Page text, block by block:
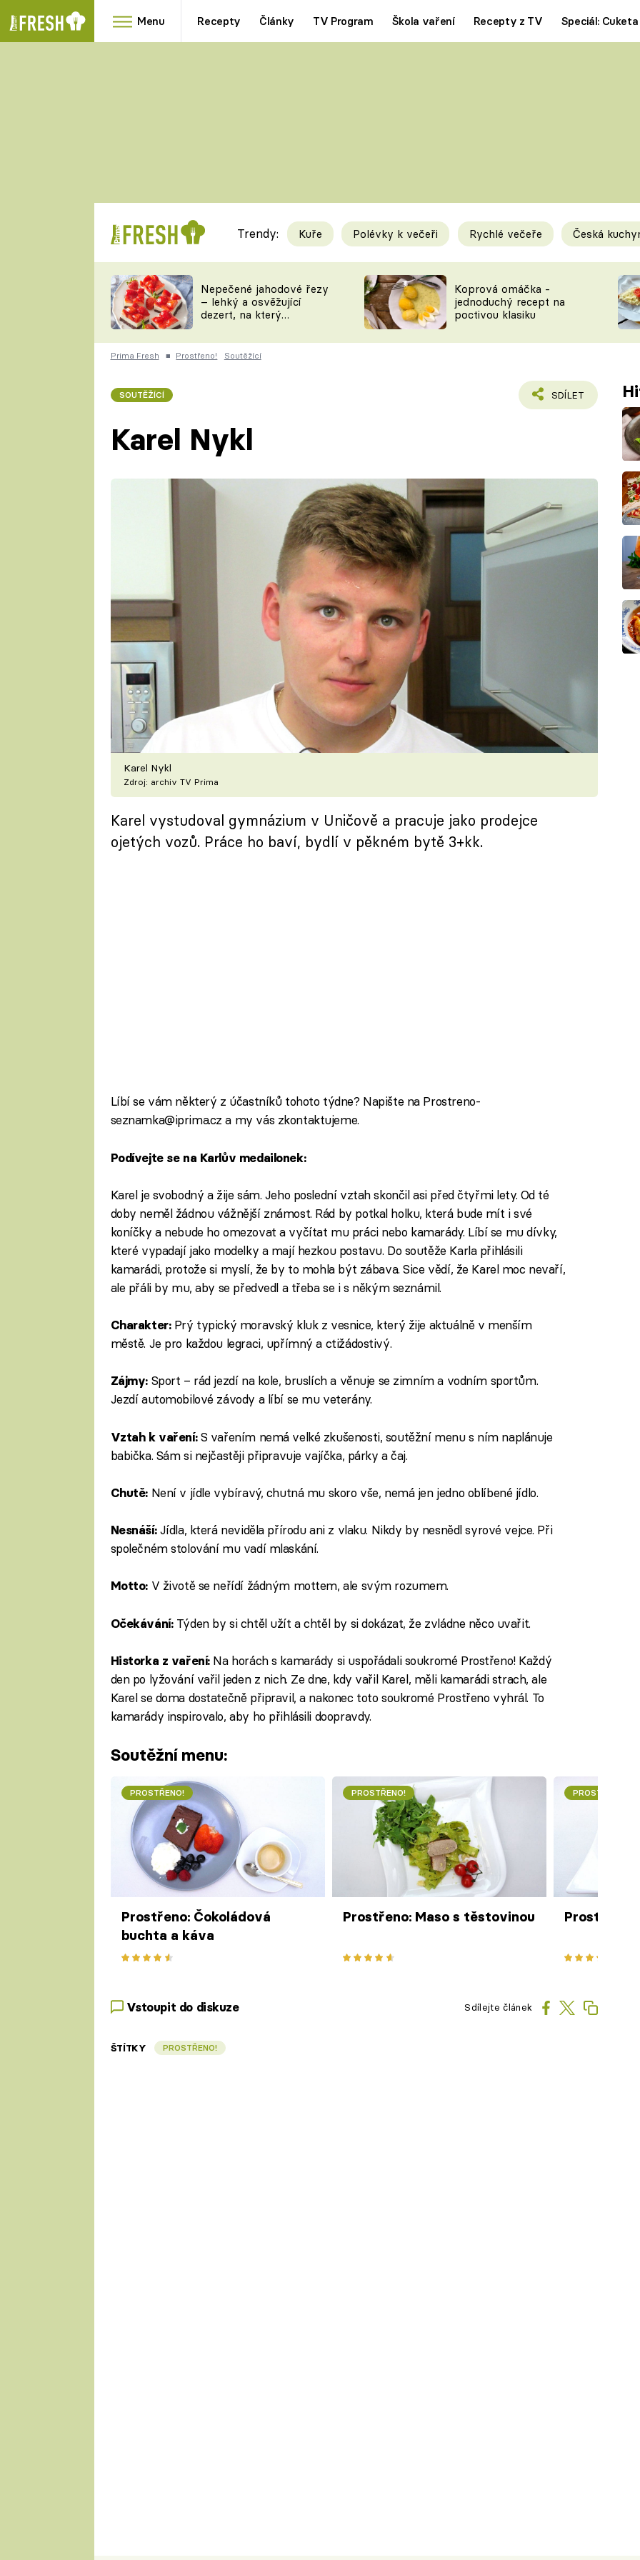
Menu Recepty Články TV Program Škola vaření Recepty z TV Speciál: Cuketa
RYCHLOVKY
Videorecepty
TEĎ VAŘÍ ŠÉF!
ČESKO NA TALÍŘI
Tipy a triky
KAM ZA JÍDLEM
VYCHYTÁVKY
ČASOPIS
Trendy: Kuře Polévky k večeři Rychlé večeře Česká
Nepečené jahodové řezy
– lehký a osvěžující
dezert, na který
Koprová omáčka -
jednoduchý recept na
poctivou klasiku
Prima Fresh ■ Prostřeno! Soutěžící
SOUTĚŽÍCÍ SDÍLET
Karel Nykl
Karel Nykl
Zdroj: archiv TV Prima
Karel vystudoval gymnázium v Uničově a pracuje jako prodejce
ojetých vozů. Práce ho baví, bydlí v pěkném bytě 3+kk.
Líbí se vám některý z účastníků tohoto týdne? Napište na Prostreno-
seznamka@iprima.cz a my vás zkontaktujeme.
Podívejte se na Karlův medailonek:
Karel je svobodný a žije sám. Jeho poslední vztah skončil asi před čtyřmi lety. Od té
doby neměl žádnou vážnější známost. Rád by potkal holku, která bude mít i své
koníčky a nebude ho omezovat a vyčítat mu práci nebo kamarády. Líbí se mu dívky,
které vypadají jako modelky a mají hezkou postavu. Do soutěže Karla přihlásili
kamarádi, protože si myslí, že by to mohla být zábava. Sice vědí, že Karel moc nevaří,
ale přáli by mu, aby se předvedl a třeba se i s někým seznámil.
Charakter: Prý typický moravský kluk z vesnice, který žije aktuálně v menším
městě. Je pro každou legraci, upřímný a ctižádostivý.
Zájmy: Sport – rád jezdí na kole, bruslích a věnuje se zimním a vodním sportům.
Jezdí automobilové závody a líbí se mu veterány.
Vztah k vaření: S vařením nemá velké zkušenosti, soutěžní menu s ním naplánuje
babička. Sám si nejčastěji připravuje vajíčka, párky a čaj.
Chutě: Není v jídle vybíravý, chutná mu skoro vše, nemá jen jedno oblíbené jídlo.
Nesnáší: Jídla, která neviděla přírodu ani z vlaku. Nikdy by nesnědl syrové vejce. Při
společném stolování mu vadí mlaskání.
Motto: V životě se neřídí žádným mottem, ale svým rozumem.
Očekávání: Týden by si chtěl užít a chtěl by si dokázat, že zvládne něco uvařit.
Historka z vaření: Na horách s kamarády si uspořádali soukromé Prostřeno! Každý
den po lyžování vařil jeden z nich. Ze dne, kdy vařil Karel, měli kamarádi strach, ale
Karel se doma dostatečně připravil, a nakonec toto soukromé Prostřeno vyhrál. To
kamarády inspirovalo, aby ho přihlásili doopravdy.
Soutěžní menu:
PROSTŘENO!
Prostřeno: Čokoládová
buchta a káva
PROSTŘENO!
Prostřeno: Maso s těstovinou
PROSTŘENO!
Prostřeno:
Vstoupit do diskuze Sdílejte článek
ŠTÍTKY PROSTŘENO!